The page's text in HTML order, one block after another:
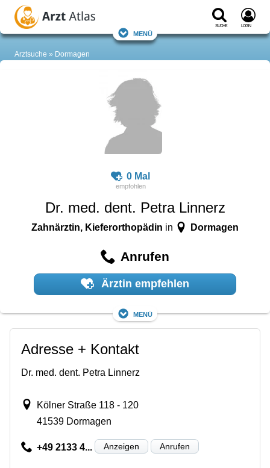
Suche Login
Menü
Arztsuche Dormagen
0 Mal
Dr. med. dent. Petra Linnerz
Zahnärztin, Kieferorthopädin in Dormagen
Anrufen
Ärztin empfehlen
Menü
Adresse + Kontakt
Dr. med. dent. Petra Linnerz
Kölner Straße 118 - 120
41539 Dormagen
+49 2133 4... Anzeigen Anrufen